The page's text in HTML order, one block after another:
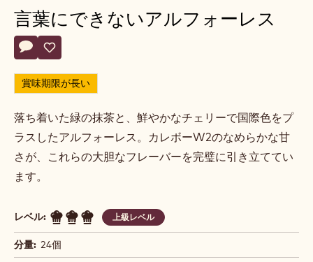
言葉にできないアルフォーレス
Actions
コメント
- 言葉にできないアルフォーレス
保存
- 言葉にできないアルフォーレス
賞味期限が長い
落ち着いた緑の抹茶と、鮮やかなチェリーで国際色をプ
ラスしたアルフォーレス。カレボーW2のなめらかな甘
さが、これらの大胆なフレーバーを完璧に引き立ててい
ます。
レベル: 上級レベル
分量: 24個